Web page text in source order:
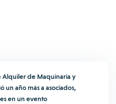
Alquiler de Maquinaria y
un año más a asociados,
en un evento